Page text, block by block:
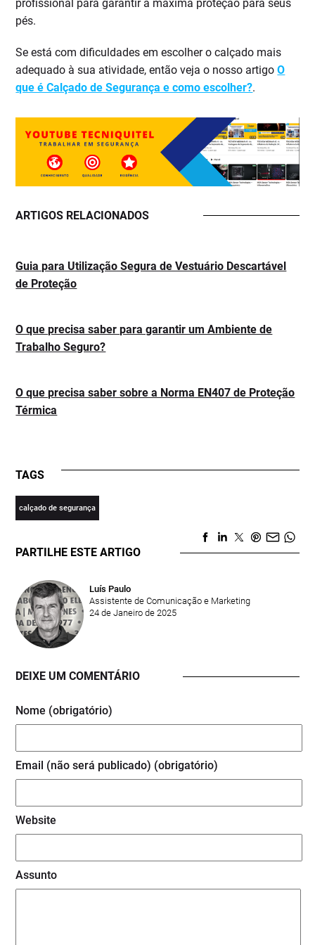
profissional para garantir a máxima proteção para seus
pés.
Se está com dificuldades em escolher o calçado mais
adequado à sua atividade, então veja o nosso artigoO
que é Calçado de Segurança e como escolher?.
ARTIGOS RELACIONADOS
Guia para Utilização Segura de Vestuário Descartável
de Proteção
O que precisa saber para garantir um Ambiente de
Trabalho Seguro?
O que precisa saber sobre a Norma EN407 de Proteção
Térmica
TAGS
calçado de segurança
PARTILHE ESTE ARTIGO
Luís Paulo
Assistente de Comunicação e Marketing
24 de Janeiro de 2025
DEIXE UM COMENTÁRIO
Nome (obrigatório)
Email (não será publicado) (obrigatório)
Website
Assunto